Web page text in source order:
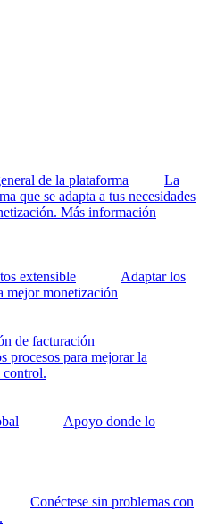
de la plataforma
La
que se adapta a tus necesidades
Más información
extensible
Adaptar los
mejor monetización
de facturación
procesos para mejorar la
control.
Apoyo donde lo
Conéctese sin problemas con